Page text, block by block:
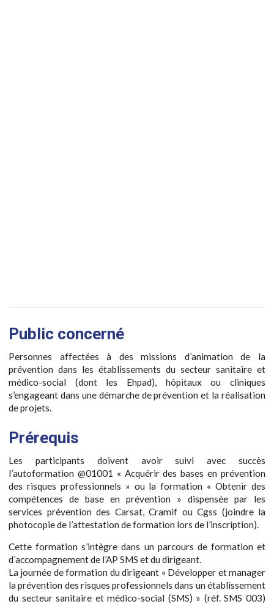
Public concerné
Personnes affectées à des missions d’animation de la
prévention dans les établissements du secteur sanitaire et
médico-social (dont les Ehpad), hôpitaux ou cliniques
s’engageant dans une démarche de prévention et la réalisation
de projets.
Prérequis
Les participants doivent avoir suivi avec succès
l’autoformation @01001 « Acquérir des bases en prévention
des risques professionnels » ou la formation « Obtenir des
compétences de base en prévention » dispensée par les
services prévention des Carsat, Cramif ou Cgss (joindre la
photocopie de l’attestation de formation lors de l’inscription).
Cette formation s’intègre dans un parcours de formation et
d’accompagnement de l’AP SMS et du dirigeant.
La journée de formation du dirigeant « Développer et manager
la prévention des risques professionnels dans un établissement
du secteur sanitaire et médico-social (SMS) » (réf. SMS 003)